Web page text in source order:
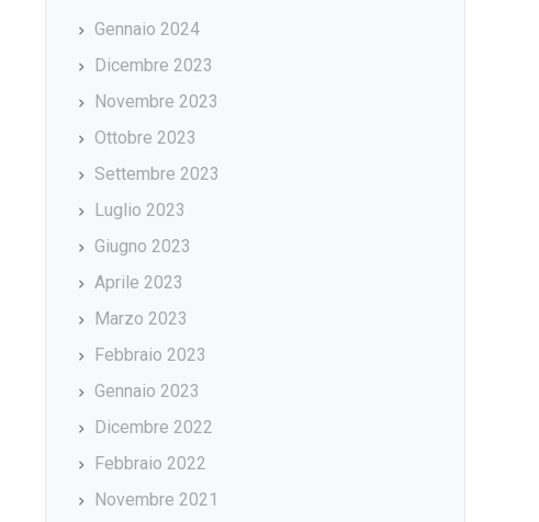
Gennaio 2024
Dicembre 2023
Novembre 2023
Ottobre 2023
Settembre 2023
Luglio 2023
Giugno 2023
Aprile 2023
Marzo 2023
Febbraio 2023
Gennaio 2023
Dicembre 2022
Febbraio 2022
Novembre 2021